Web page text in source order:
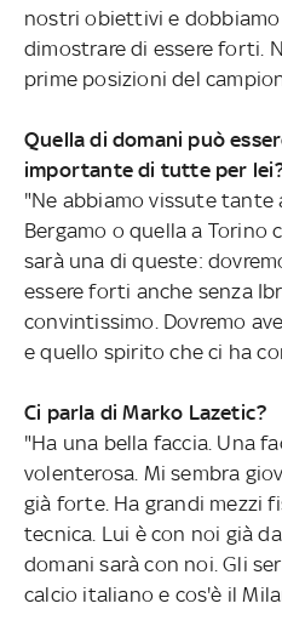
nostri obiettivi e dobbiamo
dimostrare di essere forti.
prime posizioni del
Quella di domani può
importante di tutte per
"Ne abbiamo vissute tante
Bergamo o quella a Torino
sarà una di queste:
essere forti anche senza
convintissimo. Dovremo
e quello spirito che ci ha
Ci parla di Marko Lazetic?
"Ha una bella faccia. Una
volenterosa. Mi sembra
già forte. Ha grandi mezzi
tecnica. Lui è con noi già
domani sarà con noi. Gli
calcio italiano e cos'è il